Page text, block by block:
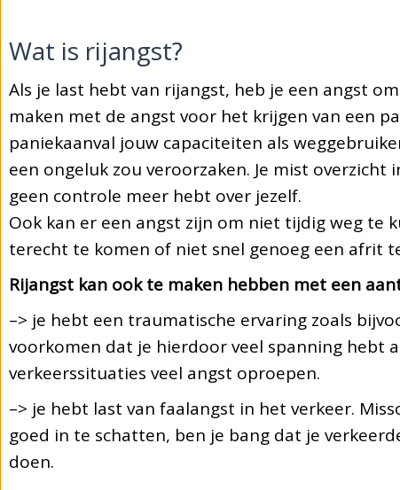
Wat is rijangst?
Als je last hebt van rijangst, heb je een angst
maken met de angst voor het krijgen van een
paniekaanval jouw capaciteiten als
een ongeluk zou veroorzaken. Je mist
geen controle meer hebt over jezelf.
Ook kan er een angst zijn om niet tijdig weg te
terecht te komen of niet snel genoeg een afrit
Rijangst kan ook te maken hebben met een
–> je hebt een traumatische ervaring zoals
voorkomen dat je hierdoor veel spanning hebt
verkeerssituaties veel angst oproepen.
–> je hebt last van faalangst in het verkeer.
goed in te schatten, ben je bang dat je
doen.